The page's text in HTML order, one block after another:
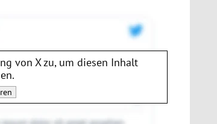
von Xzu, um diesen Inhalt